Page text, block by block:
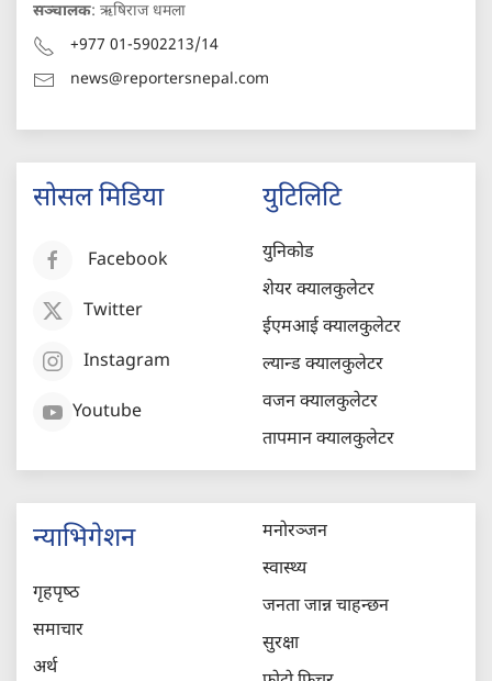
सञ्चालक: ऋषिराज धमला
+977 01-5902213/14
news@reportersnepal.com
सोसल मिडिया
Facebook
Twitter
Instagram
Youtube
युटिलिटि
युनिकोड
शेयर क्यालकुलेटर
ईएमआई क्यालकुलेटर
ल्यान्ड क्यालकुलेटर
वजन क्यालकुलेटर
तापमान क्यालकुलेटर
न्याभिगेशन
गृहपृष्‍ठ
समाचार
अर्थ
मनोरञ्जन
स्वास्थ्य
जनता जान्न चाहन्छन
सुरक्षा